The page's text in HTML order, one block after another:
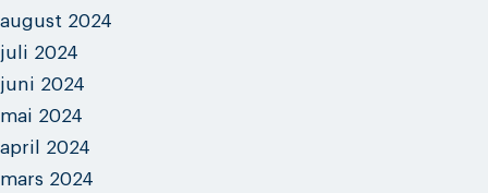
august 2024
juli 2024
juni 2024
mai 2024
april 2024
mars 2024